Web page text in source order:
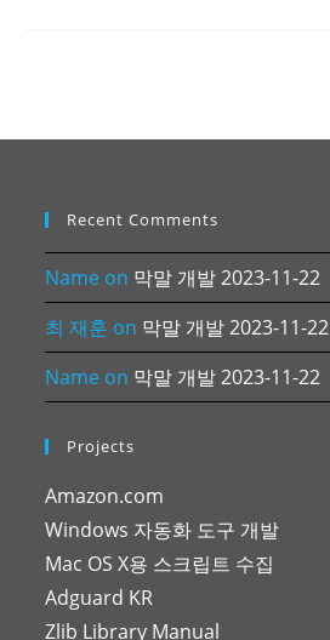
Recent Comments
Name on 막말 개발 2023-11-22
최 재훈 on 막말 개발 2023-11-22
Name on 막말 개발 2023-11-22
Projects
Amazon.com
Windows 자동화 도구 개발
Mac OS X용 스크립트 수집
Adguard KR
Zlib Library Manual